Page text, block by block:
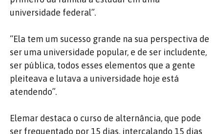
universidade federal”.
“Ela tem um sucesso grande na sua perspectiva de
ser uma universidade popular, e de ser includente,
ser pública, todos esses elementos que a gente
pleiteava e lutava a universidade hoje está
atendendo”.
Elemar destaca o curso de alternância, que pode
ser frequentado por 15 dias, intercalando 15 dias